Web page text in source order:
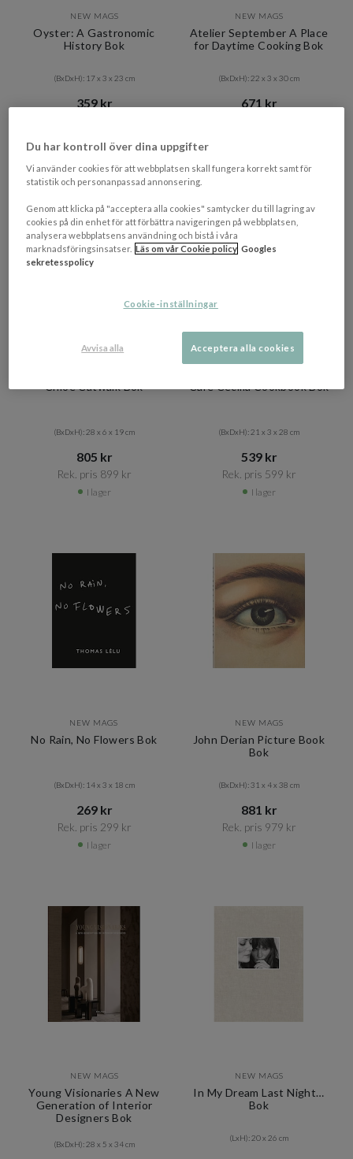
NEW MAGS
Oyster: A Gastronomic
History Bok
(BxDxH): 17 x 3 x 23 cm
359 kr​​
NEW MAGS
Atelier September A Place
for Daytime Cooking Bok
(BxDxH): 22 x 3 x 30 cm
671 kr​​
PRISMATCHAD
Chloé Catwalk Bok
(BxDxH): 28 x 6 x 19 cm
805 kr​​
Rek. pris 899 kr​​
I lager
Café Cecilia Cookbook Bok
(BxDxH): 21 x 3 x 28 cm
539 kr​​
Rek. pris 599 kr​​
I lager
NEW MAGS
No Rain, No Flowers Bok
(BxDxH): 14 x 3 x 18 cm
269 kr​​
Rek. pris 299 kr​​
I lager
NEW MAGS
John Derian Picture Book
Bok
(BxDxH): 31 x 4 x 38 cm
881 kr​​
Rek. pris 979 kr​​
I lager
NEW MAGS
Young Visionaries A New
Generation of Interior
Designers Bok
(BxDxH): 28 x 5 x 34 cm
NEW MAGS
In My Dream Last Night…
Bok
(LxH): 20 x 26 cm
Du har kontroll över dina uppgifter
Vi använder cookies för att webbplatsen skall fungera korrekt samt för
statistik och personanpassad annonsering.
Genom att klicka på "acceptera alla cookies" samtycker du till lagring av
cookies på din enhet för att förbättra navigeringen på webbplatsen,
analysera webbplatsens användning och bistå i våra
marknadsföringsinsatser. Läs om vår Cookie policy Googles
sekretesspolicy
Cookie-inställningar
Avvisa alla Acceptera alla cookies